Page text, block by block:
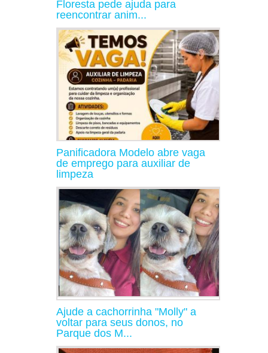
Floresta pede ajuda para
reencontrar anim...
Panificadora Modelo abre vaga
de emprego para auxiliar de
limpeza
Ajude a cachorrinha "Molly" a
voltar para seus donos, no
Parque dos M...